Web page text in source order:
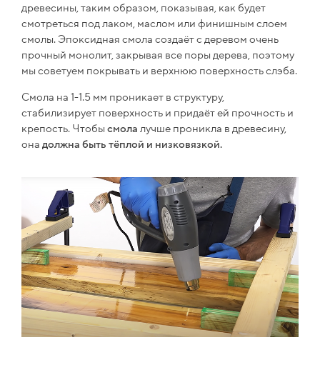
древесины, таким образом, показывая, как будет
смотреться под лаком, маслом или финишным слоем
смолы. Эпоксидная смола создаёт с деревом очень
прочный монолит, закрывая все поры дерева, поэтому
мы советуем покрывать и верхнюю поверхность слэба.
Смола на 1-1.5 мм проникает в структуру,
стабилизирует поверхность и придаёт ей прочность и
крепость. Чтобы смола лучше проникла в древесину,
она должна быть тёплой и низковязкой.